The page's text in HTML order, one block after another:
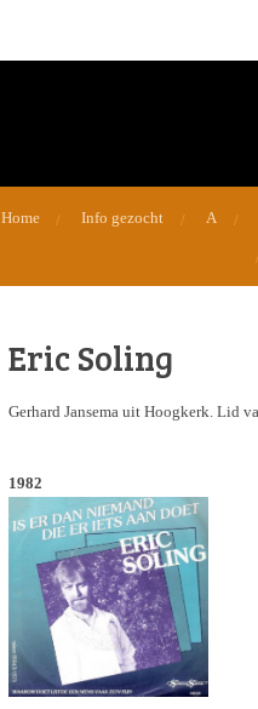
Home Info gezocht A
Eric Soling
Gerhard Jansema uit Hoogkerk. Lid
1982